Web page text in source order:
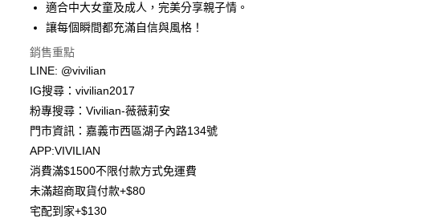
國泰世華商業銀行
兆豐國際商業銀行
臺灣中小企業銀行
匯豐（台灣）商業銀行
聯邦商業銀行
玉山商業銀行
台新國際商業銀行
台灣樂天信用卡公司
Apple Pay
街口支付
悠遊付
Google Pay
大哥付你分期
相關說明
1.本服務由台灣大哥大提供，台灣大哥大用戶可立即使用無須另外申請。
2.付款方式選擇「大哥付你分期」，訂單成立後會自動跳轉到大哥付的交易
AFTEE先享後付
相關說明
適合中大女童及成人，完美分享親子情。
讓每個瞬間都充滿自信與風格！
銷售重點
LINE: @vivilian
IG搜尋：vivilian2017
粉專搜尋：Vivilian-薇薇莉安
門市資訊：嘉義市西區湖子內路134號
APP:VIVILIAN
消費滿$1500不限付款方式免運費
未滿超商取貨付款+$80
宅配到家+$130